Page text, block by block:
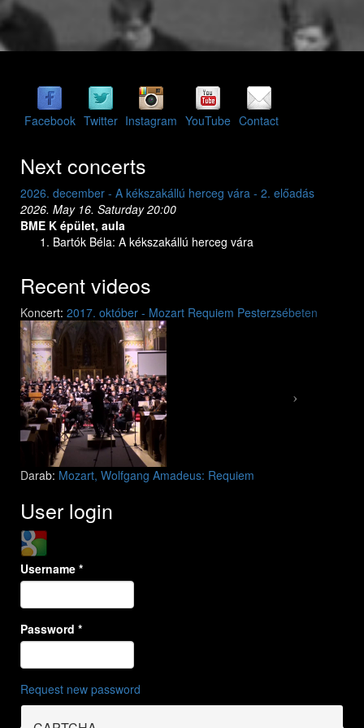
Facebook Twitter Instagram YouTube Contact
Next concerts
2026. december - A kékszakállú herceg vára - 2. előadás
2026. May 16. Saturday 20:00
BME K épület, aula
Bartók Béla: A kékszakállú herceg vára
Recent videos
Koncert: 2017. október - Mozart Requiem Pesterzsébeten
Mozart: Requiem
Mozart: Requiem
Darab: Mozart, Wolfgang Amadeus: Requiem
Previous Next
User login
Login with Google
Username *
Password *
Request new password